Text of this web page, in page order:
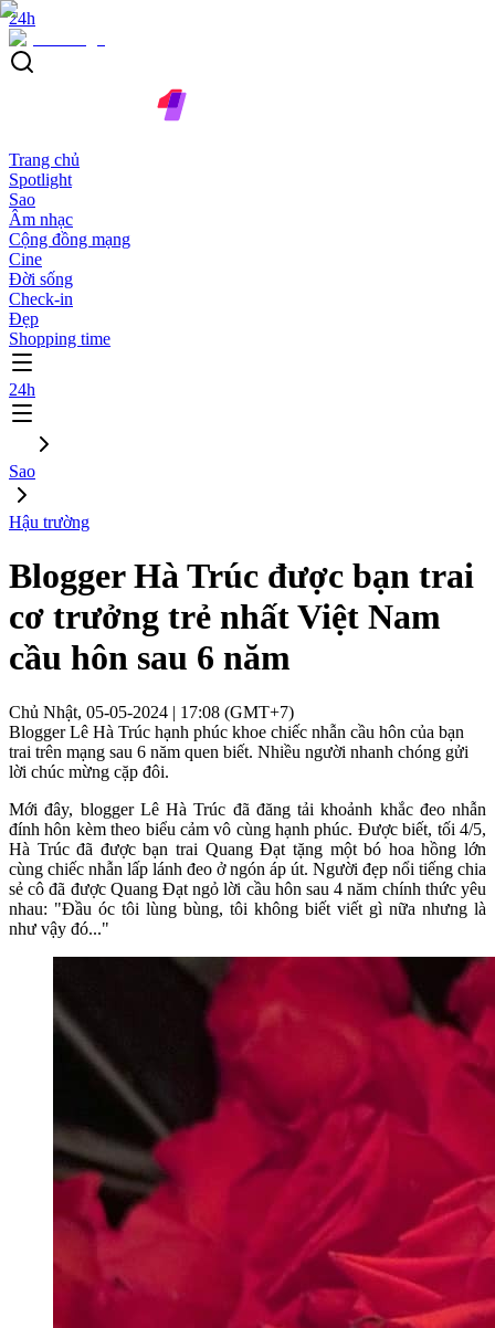
24h
Trang chủ
Spotlight
Sao
Âm nhạc
Cộng đồng mạng
Cine
Đời sống
Check-in
Đẹp
Shopping time
24h
Sao
Hậu trường
Blogger Hà Trúc được bạn trai
cơ trưởng trẻ nhất Việt Nam
cầu hôn sau 6 năm
Chủ Nhật, 05-05-2024 | 17:08 (GMT+7)
Blogger Lê Hà Trúc hạnh phúc khoe chiếc nhẫn cầu hôn của bạn
trai trên mạng sau 6 năm quen biết. Nhiều người nhanh chóng gửi
lời chúc mừng cặp đôi.
Mới đây, blogger Lê Hà Trúc đã đăng tải khoảnh khắc đeo nhẫn
đính hôn kèm theo biểu cảm vô cùng hạnh phúc. Được biết, tối 4/5,
Hà Trúc đã được bạn trai Quang Đạt tặng một bó hoa hồng lớn
cùng chiếc nhẫn lấp lánh đeo ở ngón áp út. Người đẹp nổi tiếng chia
sẻ cô đã được Quang Đạt ngỏ lời cầu hôn sau 4 năm chính thức yêu
nhau: "Đầu óc tôi lùng bùng, tôi không biết viết gì nữa nhưng là
như vậy đó..."